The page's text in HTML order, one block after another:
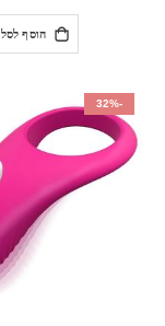
הוסף לסל
-32%